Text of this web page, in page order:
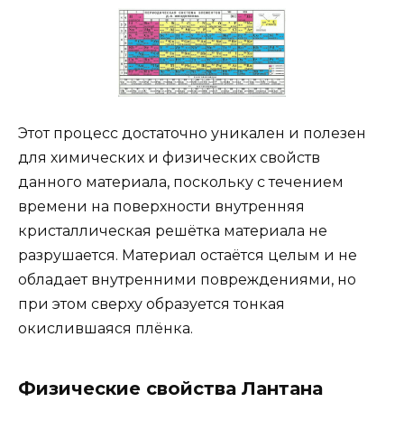
Этот процесс достаточно уникален и полезен
для химических и физических свойств
данного материала, поскольку с течением
времени на поверхности внутренняя
кристаллическая решётка материала не
разрушается. Материал остаётся целым и не
обладает внутренними повреждениями, но
при этом сверху образуется тонкая
окислившаяся плёнка.
Физические свойства Лантана